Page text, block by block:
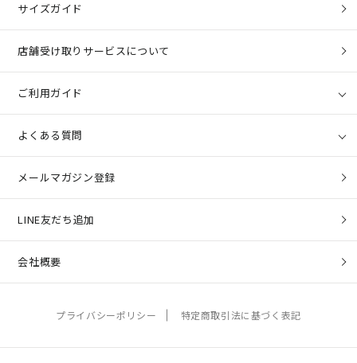
サイズガイド
店舗受け取りサービスについて
ご利用ガイド
よくある質問
メールマガジン登録
LINE友だち追加
会社概要
プライバシーポリシー 特定商取引法に基づく表記